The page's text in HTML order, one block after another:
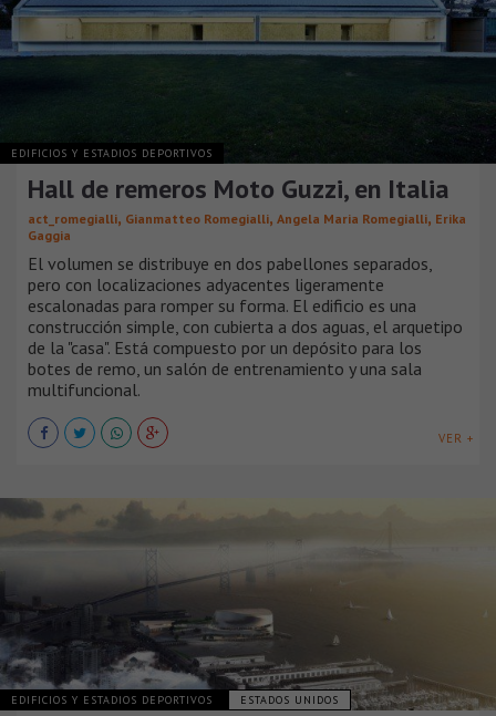
EDIFICIOS Y ESTADIOS DEPORTIVOS
Hall de remeros Moto Guzzi, en Italia
act_romegialli, Gianmatteo Romegialli, Angela Maria Romegialli, Erika
Gaggia
El volumen se distribuye en dos pabellones separados,
pero con localizaciones adyacentes ligeramente
escalonadas para romper su forma. El edificio es una
construcción simple, con cubierta a dos aguas, el arquetipo
de la "casa". Está compuesto por un depósito para los
botes de remo, un salón de entrenamiento y una sala
multifuncional.
VER +
EDIFICIOS Y ESTADIOS DEPORTIVOS ESTADOS UNIDOS